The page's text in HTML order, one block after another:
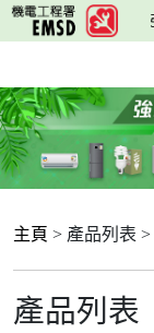
跳
至
要
內
容
主頁 > 產品列表 >
產品列表